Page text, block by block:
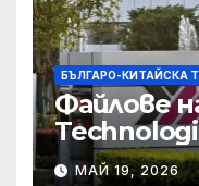
БЪЛГАРО-КИТАЙСКА
Файлове
на STAR
МАЙ 19, 2026